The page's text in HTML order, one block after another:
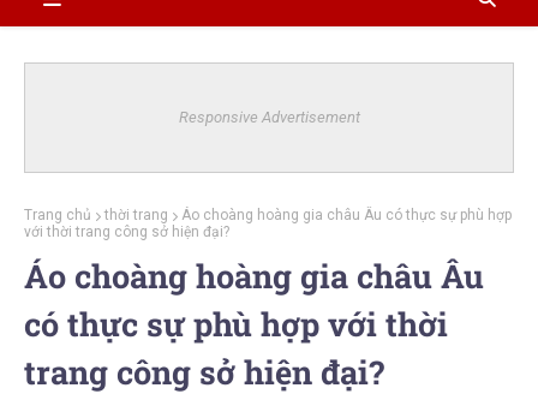
Responsive Advertisement
Trang chủ thời trang
Áo choàng hoàng gia châu Âu có thực sự phù hợp
với thời trang công sở hiện đại?
Áo choàng hoàng gia châu Âu
có thực sự phù hợp với thời
trang công sở hiện đại?